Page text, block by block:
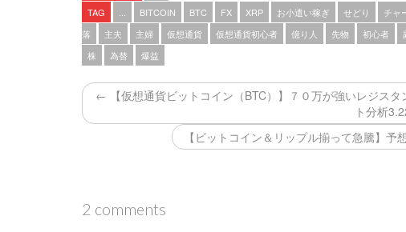
TAG
BITCOIN BTC FX XRP お小遣い稼ぎ せどり チャ
落
主夫 主婦 仮想通貨 仮想通貨初心者 億り人 先物 初心者
株
為替 爆益
← 【仮想通貨ビットコイン（BTC）】７０万が強いレジス
ト分析
【ビットコイン＆リップル揃って急騰】
2 comments